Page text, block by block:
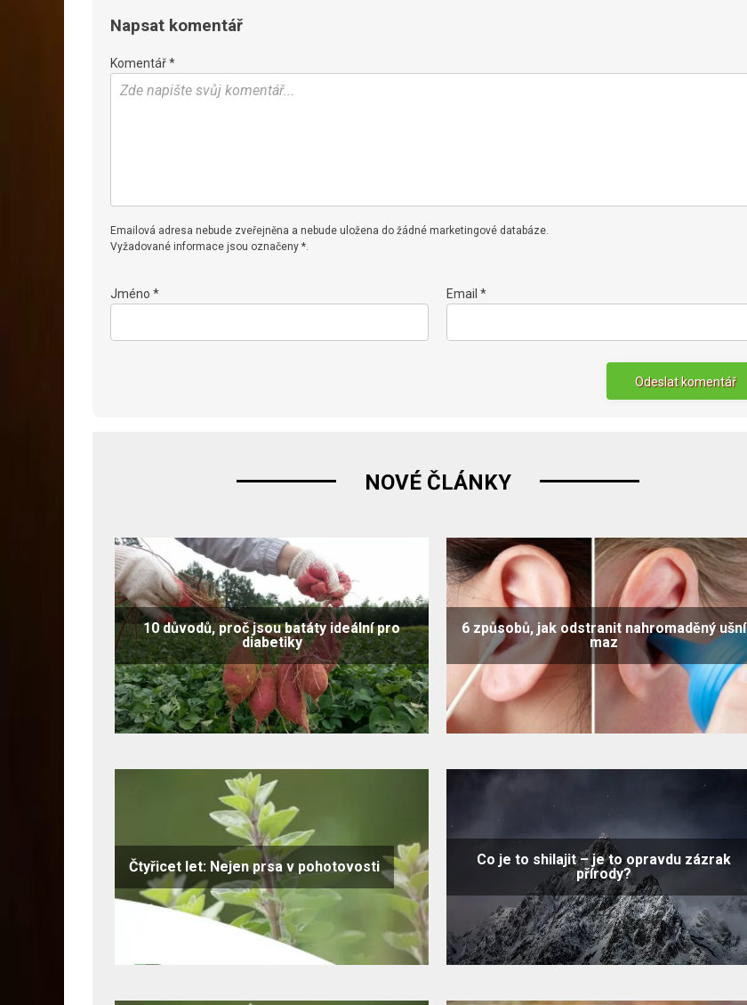
Napsat komentář
Komentář *
Emailová adresa nebude zveřejněna a nebude uložena do žádné marketingové databáze.
Vyžadované informace jsou označeny *.
Jméno * Email *
NOVÉ ČLÁNKY
10 důvodů, proč jsou batáty ideální pro
diabetiky
6 způsobů, jak odstranit nahromaděný ušní
maz
Čtyřicet let: Nejen prsa v pohotovosti
Co je to shilajit – je to opravdu zázrak
přírody?